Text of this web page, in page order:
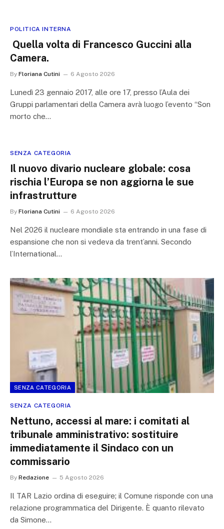
POLITICA INTERNA
Quella volta di Francesco Guccini alla
Camera.
By Floriana Cutini 6 Agosto 2026
Lunedì 23 gennaio 2017, alle ore 17, presso l’Aula dei
Gruppi parlamentari della Camera avrà luogo l’evento “Son
morto che…
SENZA CATEGORIA
Il nuovo divario nucleare globale: cosa
rischia l’Europa se non aggiorna le sue
infrastrutture
By Floriana Cutini 6 Agosto 2026
Nel 2026 il nucleare mondiale sta entrando in una fase di
espansione che non si vedeva da trent’anni. Secondo
l’International…
SENZA CATEGORIA
SENZA CATEGORIA
Nettuno, accessi al mare: i comitati al
tribunale amministrativo: sostituire
immediatamente il Sindaco con un
commissario
By Redazione 5 Agosto 2026
Il TAR Lazio ordina di eseguire; il Comune risponde con una
relazione programmatica del Dirigente. È quanto rilevato
da Simone…